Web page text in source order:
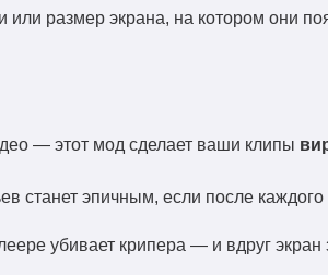
или размер экрана, на котором они
— этот мод сделает ваши клипы
станет эпичным, если после каждого
убивает крипера — и вдруг